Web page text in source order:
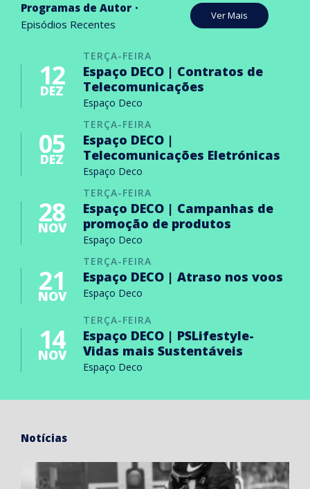
Programas de Autor
Episódios Recentes
Ver Mais
TERÇA-FEIRA
12
DEZ
Espaço DECO | Contratos de
Telecomunicações
Espaço Deco
TERÇA-FEIRA
05
DEZ
Espaço DECO |
Telecomunicações Eletrónicas
Espaço Deco
TERÇA-FEIRA
28
NOV
Espaço DECO | Campanhas de
promoção de produtos
Espaço Deco
TERÇA-FEIRA
21
NOV
Espaço DECO | Atraso nos voos
Espaço Deco
TERÇA-FEIRA
14
NOV
Espaço DECO | PSLifestyle-
Vidas mais Sustentáveis
Espaço Deco
Notícias